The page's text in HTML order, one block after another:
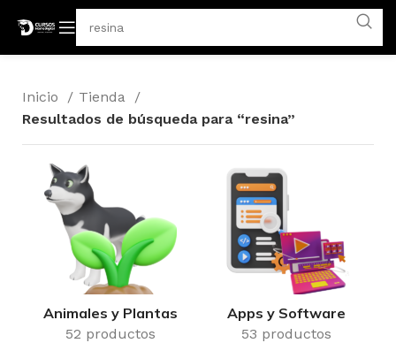
Inicio
Tienda
Resultados de búsqueda para “resina”
Animales y Plantas
52 productos
Apps y Software
53 productos